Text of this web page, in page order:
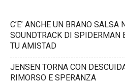
C’E’ ANCHE UN BRANO SALSA
SOUNDTRACK DI SPIDERMAN
TU AMISTAD
JENSEN TORNA CON
RIMORSO E SPERANZA